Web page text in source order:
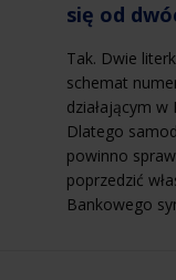
się od
Tak. Dwie
schemat
działającym
Dlatego
powinno
poprzedzić
Bankowego